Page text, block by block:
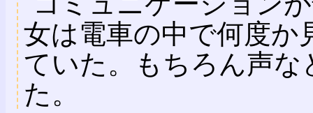
女は電車の中で何度か
ていた。もちろん声
た。